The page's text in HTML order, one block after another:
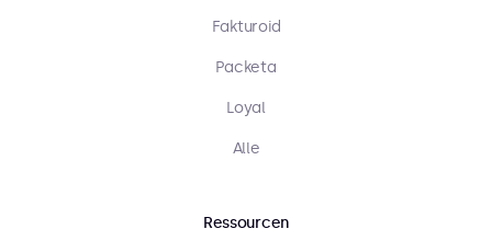
Fakturoid
Packeta
Loyal
Alle
Ressourcen